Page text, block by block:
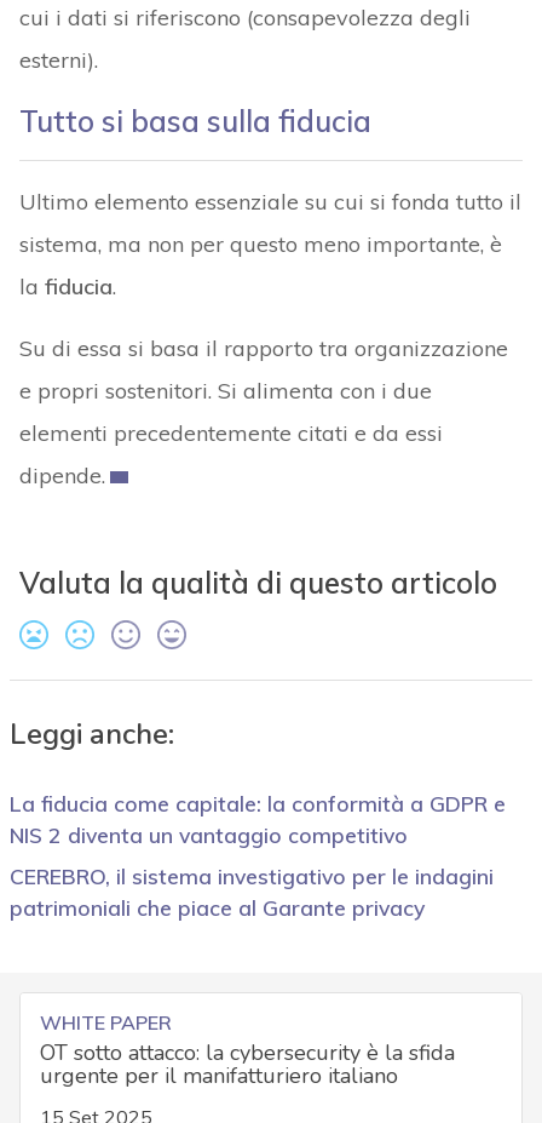
cui i dati si riferiscono (consapevolezza degli
esterni).
Tutto si basa sulla fiducia
Ultimo elemento essenziale su cui si fonda tutto il
sistema, ma non per questo meno importante, è
la fiducia.
Su di essa si basa il rapporto tra organizzazione
e propri sostenitori. Si alimenta con i due
elementi precedentemente citati e da essi
dipende.
Valuta la qualità di questo articolo
Leggi anche:
La fiducia come capitale: la conformità a GDPR e
NIS 2 diventa un vantaggio competitivo
CEREBRO, il sistema investigativo per le indagini
patrimoniali che piace al Garante privacy
WHITE PAPER
OT sotto attacco: la cybersecurity è la sfida
urgente per il manifatturiero italiano
15 Set 2025